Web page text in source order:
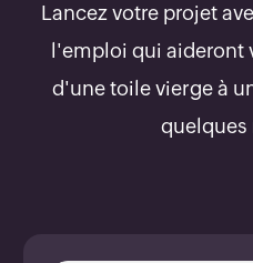
Lancez votre projet
l'emploi qui aideront
d'une toile vierge à
quelques